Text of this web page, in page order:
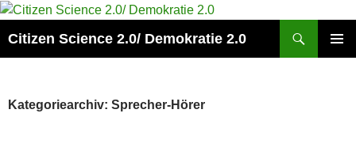
Zum
springen
Citizen Science 2.0/ Demokratie 2.0
Kategoriearchiv: Sprecher-Hörer